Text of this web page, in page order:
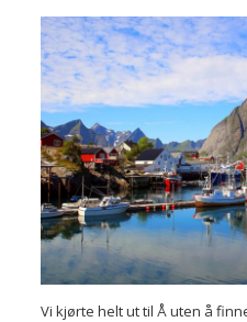
Vi kjørte helt ut til Å uten å